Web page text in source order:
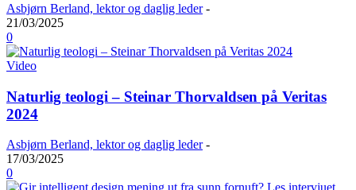
Asbjørn Berland, lektor og daglig leder -
21/03/2025
0
Video
Naturlig teologi – Steinar Thorvaldsen på Veritas
2024
Asbjørn Berland, lektor og daglig leder -
17/03/2025
0